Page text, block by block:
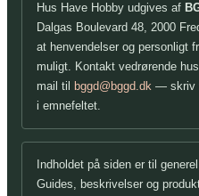
Hus Have Hobby udgives af
Dalgas Boulevard 48, 2000
at henvendelser og personligt
muligt. Kontakt vedrørende
mail til
bggd@bggd.dk — skriv
i emnefeltet.
Indholdet på siden er til
Guides, beskrivelser og